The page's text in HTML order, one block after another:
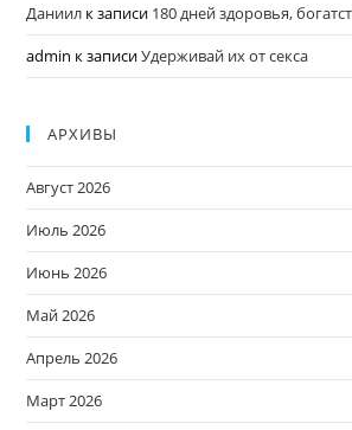
Даниил к записи 180 дней здоровья,
admin к записиУдерживай их от секса
АРХИВЫ
Август 2026
Июль 2026
Июнь 2026
Май 2026
Апрель 2026
Март 2026